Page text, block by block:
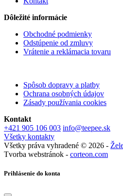
Dôležité informácie
Obchodné podmienky
Odstúpenie od zmluvy
Vrátenie a reklámacia tovaru
Spôsob dopravy a platby
Ochrana osobných údajov
Zásady používania cookies
Kontakt
+421 905 106 003 info@teepee.sk
Všetky kontakty
Všetky práva vyhradené © 2026 -
Tvorba webstránok - corteon.com
Prihlásenie do konta